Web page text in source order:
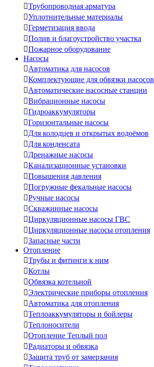
Трубопроводная арматура
Уплотнительные материалы
Герметизация ввода
Полив и благоустройство участка
Пожарное оборудование
Насосы
Автоматика для насосов
Комплектующие для обвязки насосов
Автоматические насосные станции
Вибрационные насосы
Гидроаккумуляторы
Горизонтальные насосы
Для колодцев и открытых водоёмов
Для конденсата
Дренажные насосы
Канализационные установки
Повышения давления
Погружные фекальные насосы
Ручные насосы
Скважинные насосы
Циркуляционные насосы ГВС
Циркуляционные насосы отопления
Запасные части
Отопление
Трубы и фитинги к ним
Котлы
Обвязка котельной
Электрические приборы отопления
Автоматика для отопления
Теплоаккумуляторы и бойлеры
Теплоносители
Отопление Теплый пол
Радиаторы и обвязка
Защита труб от замерзания